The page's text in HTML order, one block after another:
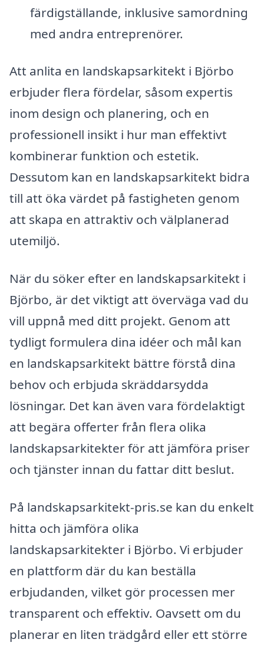
färdigställande, inklusive samordning
med andra entreprenörer.
Att anlita en landskapsarkitekt i Björbo
erbjuder flera fördelar, såsom expertis
inom design och planering, och en
professionell insikt i hur man effektivt
kombinerar funktion och estetik.
Dessutom kan en landskapsarkitekt bidra
till att öka värdet på fastigheten genom
att skapa en attraktiv och välplanerad
utemiljö.
När du söker efter en landskapsarkitekt i
Björbo, är det viktigt att överväga vad du
vill uppnå med ditt projekt. Genom att
tydligt formulera dina idéer och mål kan
en landskapsarkitekt bättre förstå dina
behov och erbjuda skräddarsydda
lösningar. Det kan även vara fördelaktigt
att begära offerter från flera olika
landskapsarkitekter för att jämföra priser
och tjänster innan du fattar ditt beslut.
På landskapsarkitekt-pris.se kan du enkelt
hitta och jämföra olika
landskapsarkitekter i Björbo. Vi erbjuder
en plattform där du kan beställa
erbjudanden, vilket gör processen mer
transparent och effektiv. Oavsett om du
planerar en liten trädgård eller ett större